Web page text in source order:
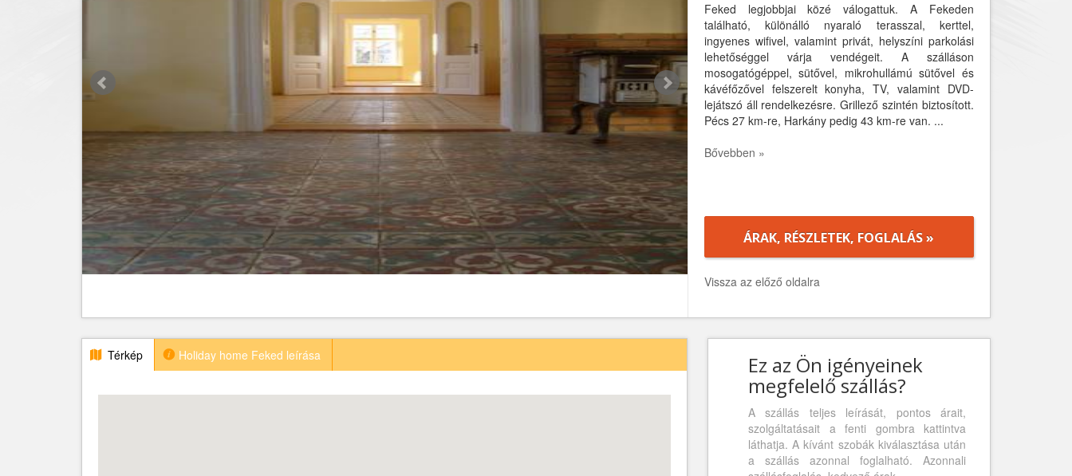
Feked legjobbjai közé válogattuk. A Fekeden
található, különálló nyaraló terasszal, kerttel,
ingyenes wifivel, valamint privát, helyszíni parkolási
lehetőséggel várja vendégeit. A szálláson
mosogatógéppel, sütővel, mikrohullámú sütővel és
kávéfőzővel felszerelt konyha, TV, valamint DVD-
lejátszó áll rendelkezésre. Grillező szintén biztosított.
Pécs 27 km-re, Harkány pedig 43 km-re van. ...
Bővebben »
ÁRAK, RÉSZLETEK, FOGLALÁS »
Vissza az előző oldalra
Térkép Holiday home Feked leírása Ez az Ön igényeinek
megfelelő szállás?
A szállás teljes leírását, pontos árait,
szolgáltatásait a fenti gombra kattintva
láthatja. A kívánt szobák kiválasztása után
a szállás azonnal foglalható. Azonnali